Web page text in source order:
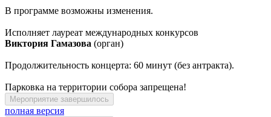
В программе возможны изменения.
Исполняет лауреат международных конкурсов
Виктория Гамазова (орган)
Продолжительность концерта: 60 минут (без антракта).
Парковка на территории собора запрещена!
Мероприятие завершилось
полная версия